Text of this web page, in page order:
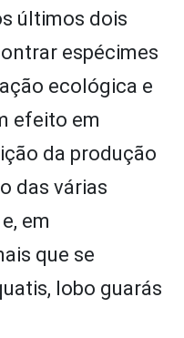
últimos dois
espécimes
ecológica e
efeito em
da produção
das várias
em
que se
lobo guarás